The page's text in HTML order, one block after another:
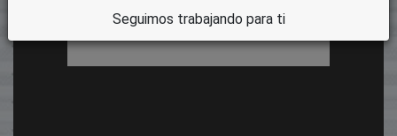
Seguimos trabajando para ti